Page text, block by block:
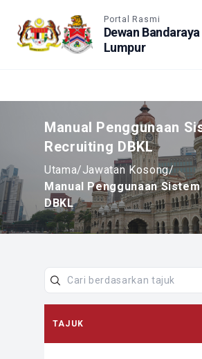
Portal Rasmi
Dewan
Lumpur
Manual Penggunaan
Recruiting DBKL
Utama/Jawatan Kosong/
Manual Penggunaan
DBKL
TAJUK